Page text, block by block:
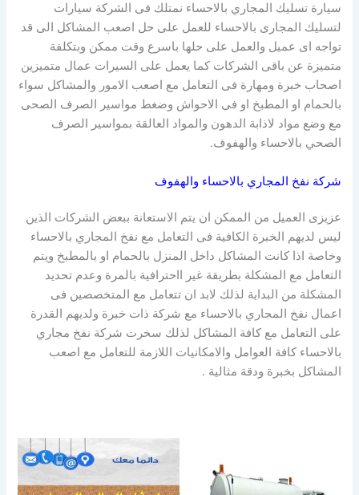
سيارة تسليك المجاري بالاحساء نمتلك فى الشركة سيارات
لتسليك المجارى بالاحساء للعمل على حل اصعب المشاكل الى قد
تواجه اى عميل والعمل على حلها باسرع وقت ممكن وبتكلفة
متميزة عن باقى الشركات كما يعمل على السيرات عمال متميزين
اصحاب خبرة ومهارة فى التعامل مع اصعب الامور والمشاكل سواء
بالحمام او المطبخ او فى الاحواش وضغط مواسير الصرف الصحى
مع وضع مواد لاذابة الدهون والمواد العالقة بمواسير الصرف
الصحي بالاحساء والهفوف.
شركة نفخ المجاري بالاحساء والهفوف
عزيزى العميل من الممكن ان يتم الاستعانة ببعض الشركات الذين
ليس لديهم الخبرة الكافية فى التعامل مع نفخ المجاري بالاحساء
وخاصة اذا كانت المشاكل داخل المنزل بالحمام او بالمطبخ ويتم
التعامل مع المشكلة بطريقة غير ااحترافية بالمرة وعدم تحديد
المشكلة من البداية لذلك لابد ان تتعامل مع المتخصصين فى
اعمال نفخ المجاري بالاحساء مع شركة ذات خبرة ولديهم القدرة
على التعامل مع كافة المشاكل لذلك سخرت شركة نفخ مجاري
بالاحساء كافة العوامل والامكانيات اللازمة للتعامل مع اصعب
المشاكل بخبرة ودقة مثالية .